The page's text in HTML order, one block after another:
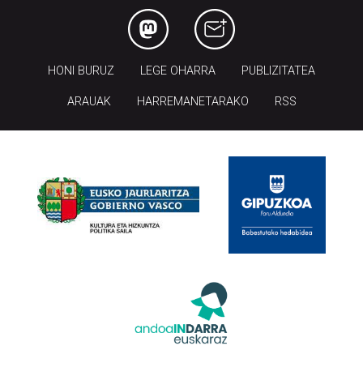
HONI BURUZ LEGE OHARRA PUBLIZITATEA
ARAUAK HARREMANETARAKO RSS